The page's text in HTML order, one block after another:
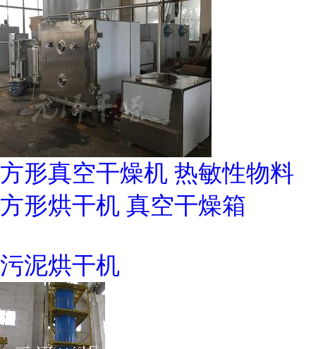
方形真空干燥机 热敏性物料
方形烘干机 真空干燥箱
污泥烘干机